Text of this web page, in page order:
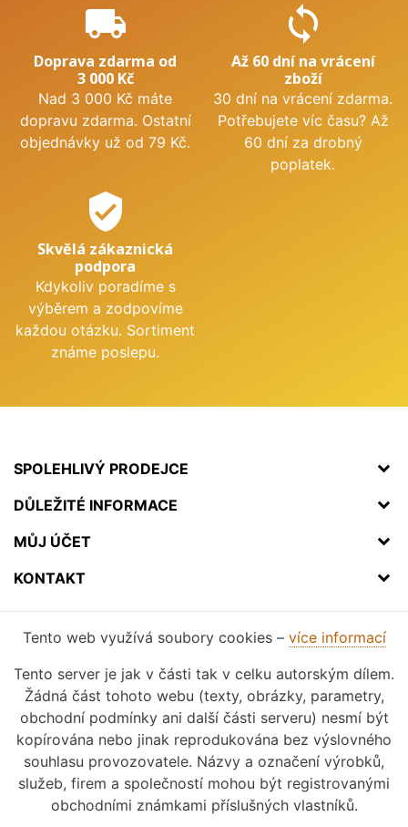
local_shipping
Doprava zdarma od
3 000 Kč
Nad 3 000 Kč máte
dopravu zdarma. Ostatní
objednávky už od 79 Kč.
sync
Až 60 dní na vrácení
zboží
30 dní na vrácení zdarma.
Potřebujete víc času? Až
60 dní za drobný
poplatek.
verified_user
Skvělá zákaznická
podpora
Kdykoliv poradíme s
výběrem a zodpovíme
každou otázku. Sortiment
známe poslepu.
SPOLEHLIVÝ PRODEJCE
DŮLEŽITÉ INFORMACE
MŮJ ÚČET
KONTAKT
Tento web využívá soubory cookies – více informací
Tento server je jak v části tak v celku autorským dílem.
Žádná část tohoto webu (texty, obrázky, parametry,
obchodní podmínky ani další části serveru) nesmí být
kopírována nebo jinak reprodukována bez výslovného
souhlasu provozovatele. Názvy a označení výrobků,
služeb, firem a společností mohou být registrovanými
obchodními známkami příslušných vlastníků.